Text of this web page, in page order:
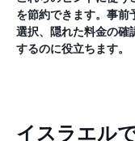
を節約できます。事前
選択、隠れた料金の確
するのに役立ちます。
イスラエル